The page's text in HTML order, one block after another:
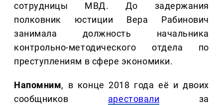
сотрудницы МВД. До задержания
полковник юстиции Вера Рабинович
занимала должность начальника
контрольно-методического отдела по
преступлениям в сфере экономики.
Напомним, в конце 2018 года её и двоих
сообщников арестовали за